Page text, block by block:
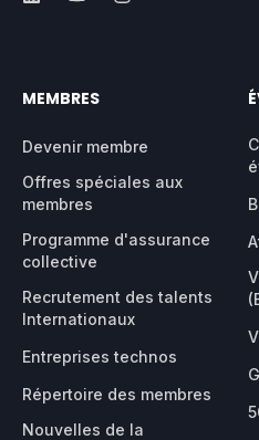
MEMBRES
Devenir membre
Offres spéciales aux
membres
Programme d'assurance
collective
Recrutement des talents
Internationaux
Entreprises technos
Répertoire des membres
Nouvelles de la